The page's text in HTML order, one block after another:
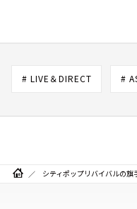
# LIVE＆DIRECT #
シティポップリバイバルの旗